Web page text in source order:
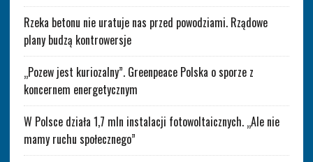
Rzeka betonu nie uratuje nas przed powodziami. Rządowe
plany budzą kontrowersje
„Pozew jest kuriozalny”. Greenpeace Polska o sporze z
koncernem energetycznym
W Polsce działa 1,7 mln instalacji fotowoltaicznych. „Ale nie
mamy ruchu społecznego”